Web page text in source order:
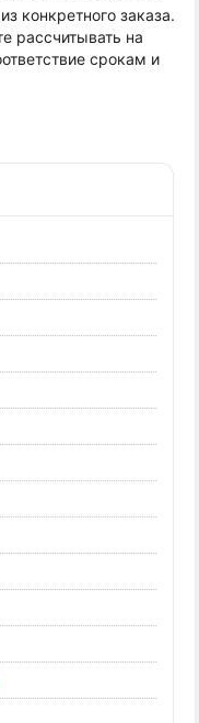
конкретного заказа.
рассчитывать на
срокам и